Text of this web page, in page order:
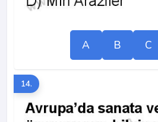
A B C
14.